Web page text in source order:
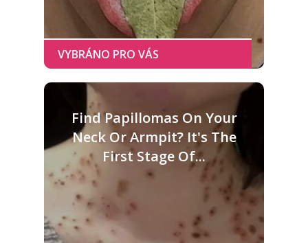
Find Papillomas On Your
Neck Or Armpit? It's The
First Stage Of...